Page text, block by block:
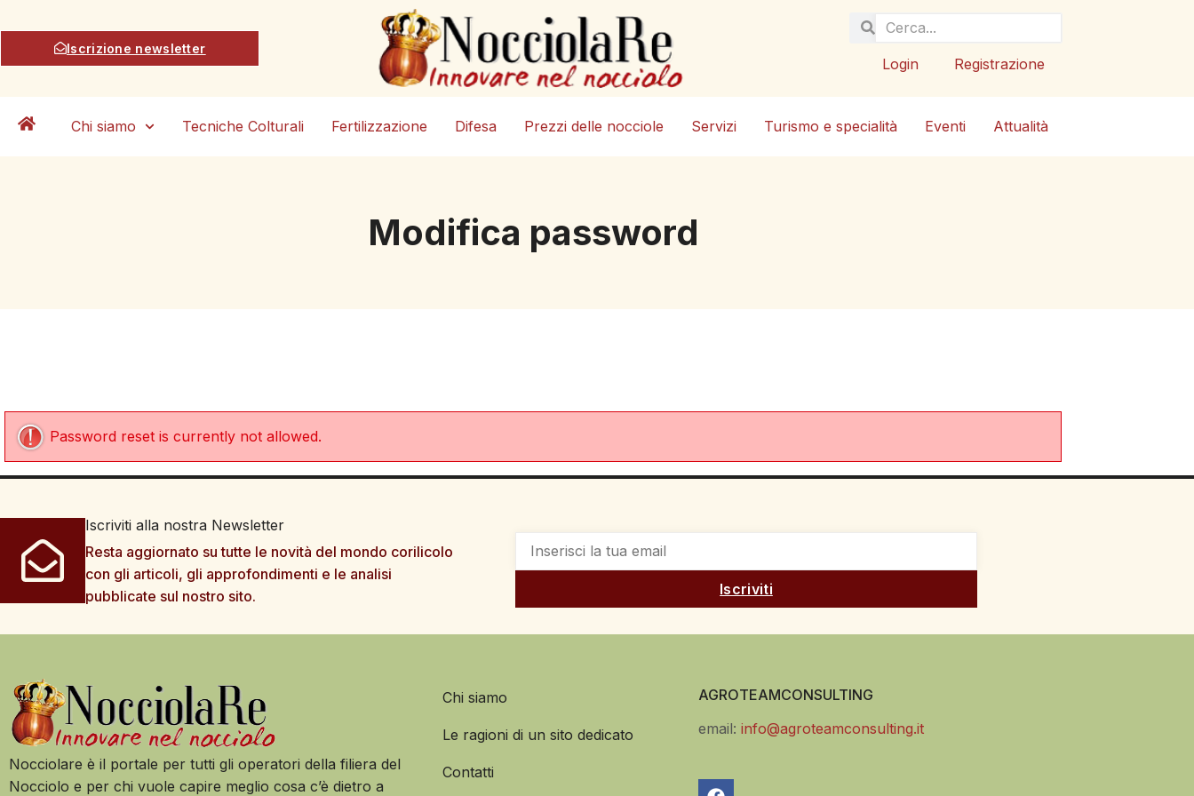
Iscrizione newsletter
Login Registrazione
Chi siamo Tecniche Colturali Fertilizzazione Difesa Prezzi delle nocciole Servizi Turismo e specialità Eventi Attualità
Modifica password
Password reset is currently not allowed.
Iscriviti alla nostra Newsletter
Resta aggiornato su tutte le novità del mondo corilicolo
con gli articoli, gli approfondimenti e le analisi
pubblicate sul nostro sito.
Iscriviti
Nocciolare è il portale per tutti gli operatori della filiera del
Nocciolo e per chi vuole capire meglio cosa c’è dietro a
Chi siamo
Le ragioni di un sito dedicato
Contatti
AGROTEAMCONSULTING
email:info@agroteamconsulting.it